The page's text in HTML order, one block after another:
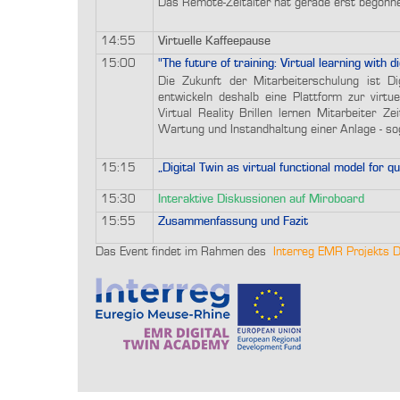
Das Remote-Zeitalter hat gerade erst
14:55
Virtuelle Kaffeepause
15:00
"The future of training: Virtual learning with
Die Zukunft der Mitarbeiterschulung ist
entwickeln deshalb eine Plattform zur
Virtual Reality Brillen lernen Mitarbeiter
Wartung und Instandhaltung einer Anlage -
15:15 „Digital Twin as virtual functional model for
15:30
Interaktive Diskussionen auf Miroboard
15:55
Zusammenfassung und Fazit
Das Event findet im Rahmen des Interreg EMR Projekts